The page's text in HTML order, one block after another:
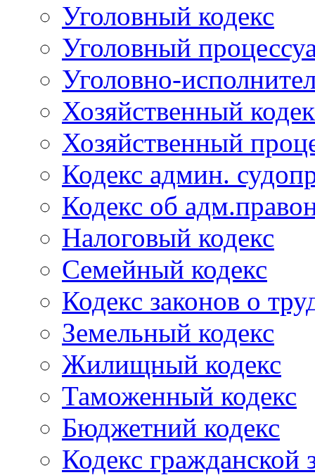
Уголовный кодекс
Уголовный
Уголовно-
Хозяйственный
Хозяйственный
Кодекс админ.
Кодекс об
Налоговый кодекс
Семейный кодекс
Кодекс законов о
Земельный кодекс
Жилищный кодекс
Таможенный кодекс
Бюджетний кодекс
Кодекс гражданской